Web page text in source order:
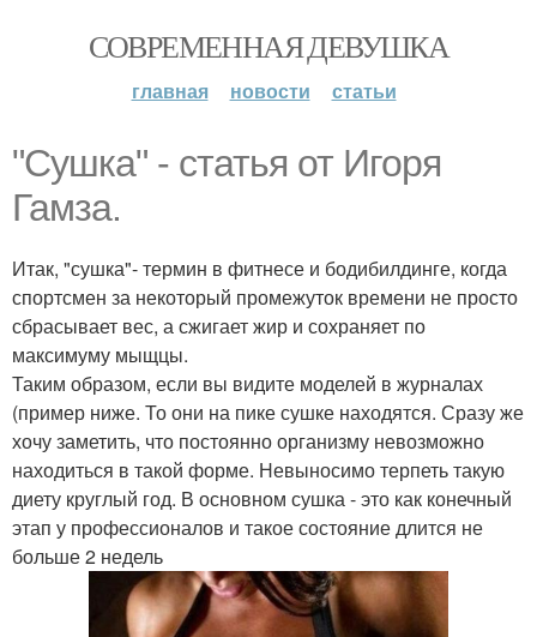
СОВРЕМЕННАЯ ДЕВУШКА
главная новости статьи
"Сушка" - статья от Игоря
Гамза.
Итак, "сушка"- термин в фитнесе и бодибилдинге, когда
спортсмен за некоторый промежуток времени не просто
сбрасывает вес, а сжигает жир и сохраняет по
максимуму мыщцы.
Таким образом, если вы видите моделей в журналах
(пример ниже. То они на пике сушке находятся. Сразу же
хочу заметить, что постоянно организму невозможно
находиться в такой форме. Невыносимо терпеть такую
диету круглый год. В основном сушка - это как конечный
этап у профессионалов и такое состояние длится не
больше 2 недель